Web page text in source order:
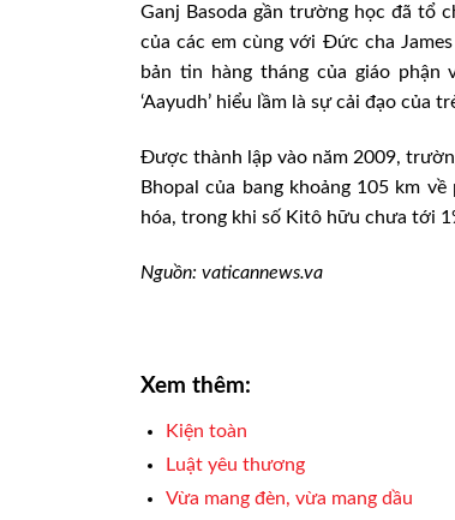
Ganj Basoda gần trường học đã tổ
của các em cùng với Đức cha
bản tin hàng tháng của giáo phận
‘Aayudh’ hiểu lầm là sự cải đạo của
Được thành lập vào năm 2009,
Bhopal của bang khoảng 105 km
hóa, trong khi số Kitô hữu chưa tới
Nguồn: vaticannews.va
Xem thêm:
Kiện toàn
Luật yêu thương
Vừa mang đèn, vừa mang dầu